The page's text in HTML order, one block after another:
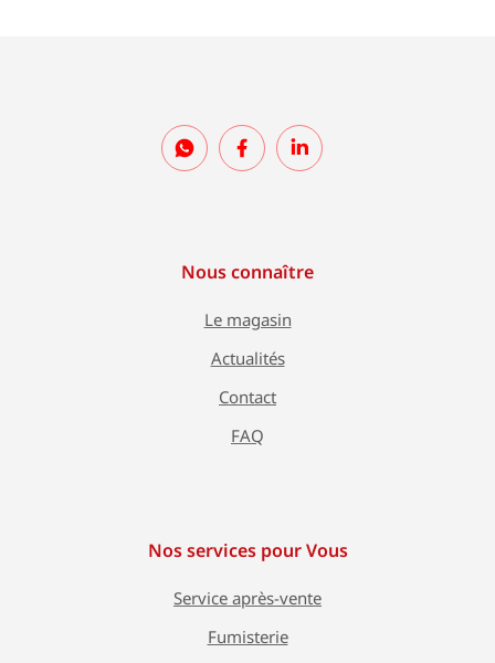
Nous connaître
Le magasin
Actualités
Contact
FAQ
Nos services pour Vous
Service après-vente
Fumisterie